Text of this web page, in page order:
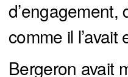
d’engagement,
comme il l’avait
Bergeron avait